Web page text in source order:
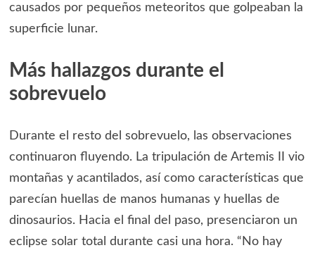
causados por pequeños meteoritos que golpeaban la
superficie lunar.
Más hallazgos durante el
sobrevuelo
Durante el resto del sobrevuelo, las observaciones
continuaron fluyendo. La tripulación de Artemis II vio
montañas y acantilados, así como características que
parecían huellas de manos humanas y huellas de
dinosaurios. Hacia el final del paso, presenciaron un
eclipse solar total durante casi una hora. “No hay